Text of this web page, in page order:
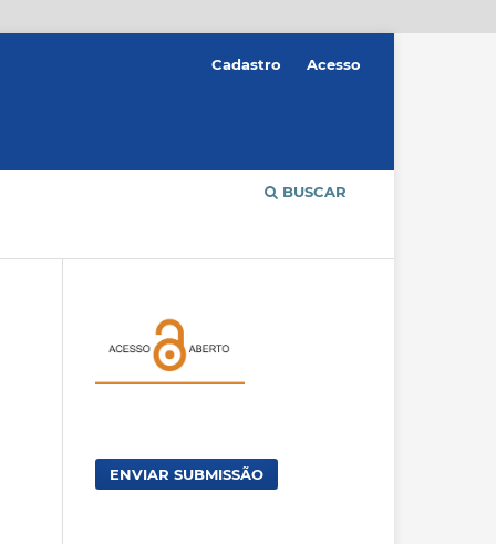
BUSCAR
Cadastro Acesso
ENVIAR SUBMISSÃO